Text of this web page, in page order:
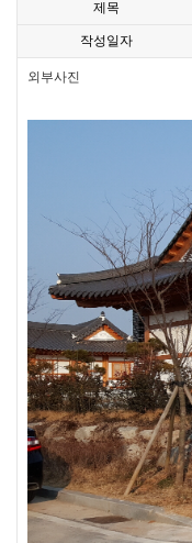
제목
작성일자
외부사진